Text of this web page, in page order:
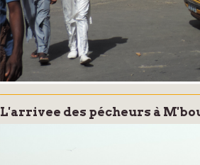
L'arrivee des pécheurs à